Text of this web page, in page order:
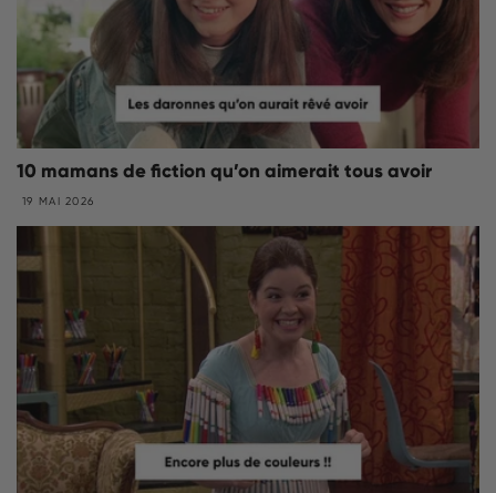
10 mamans de fiction qu’on aimerait tous avoir
19 MAI 2026